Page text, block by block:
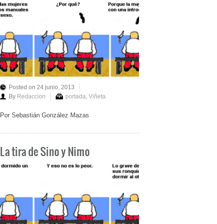
Posted on 24 junio, 2013
By Redaccion portada, Viñeta
Por Sebastián González Mazas
La tira de Sino y Nimo